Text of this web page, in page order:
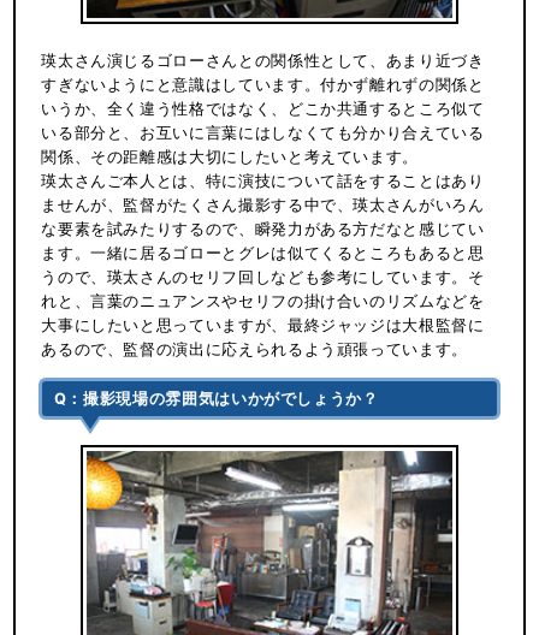
瑛太さん演じるゴローさんとの関係性として、あまり近づき
すぎないようにと意識はしています。付かず離れずの関係と
いうか、全く違う性格ではなく、どこか共通するところ似て
いる部分と、お互いに言葉にはしなくても分かり合えている
関係、その距離感は大切にしたいと考えています。
瑛太さんご本人とは、特に演技について話をすることはあり
ませんが、監督がたくさん撮影する中で、瑛太さんがいろん
な要素を試みたりするので、瞬発力がある方だなと感じてい
ます。一緒に居るゴローとグレは似てくるところもあると思
うので、瑛太さんのセリフ回しなども参考にしています。そ
れと、言葉のニュアンスやセリフの掛け合いのリズムなどを
大事にしたいと思っていますが、最終ジャッジは大根監督に
あるので、監督の演出に応えられるよう頑張っています。
Q：撮影現場の雰囲気はいかがでしょうか？